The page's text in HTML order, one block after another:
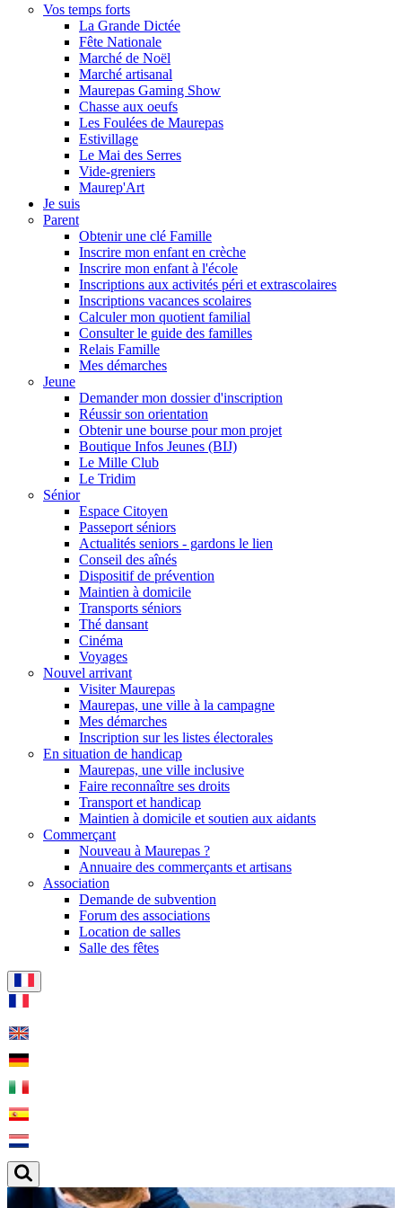
Vos temps forts
La Grande Dictée
Fête Nationale
Marché de Noël
Marché artisanal
Maurepas Gaming Show
Chasse aux oeufs
Les Foulées de Maurepas
Estivillage
Le Mai des Serres
Vide-greniers
Maurep'Art
Je suis
Parent
Obtenir une clé Famille
Inscrire mon enfant en crèche
Inscrire mon enfant à l'école
Inscriptions aux activités péri et extrascolaires
Inscriptions vacances scolaires
Calculer mon quotient familial
Consulter le guide des familles
Relais Famille
Mes démarches
Jeune
Demander mon dossier d'inscription
Réussir son orientation
Obtenir une bourse pour mon projet
Boutique Infos Jeunes (BIJ)
Le Mille Club
Le Tridim
Sénior
Espace Citoyen
Passeport séniors
Actualités seniors - gardons le lien
Conseil des aînés
Dispositif de prévention
Maintien à domicile
Transports séniors
Thé dansant
Cinéma
Voyages
Nouvel arrivant
Visiter Maurepas
Maurepas, une ville à la campagne
Mes démarches
Inscription sur les listes électorales
En situation de handicap
Maurepas, une ville inclusive
Faire reconnaître ses droits
Transport et handicap
Maintien à domicile et soutien aux aidants
Commerçant
Nouveau à Maurepas ?
Annuaire des commerçants et artisans
Association
Demande de subvention
Forum des associations
Location de salles
Salle des fêtes